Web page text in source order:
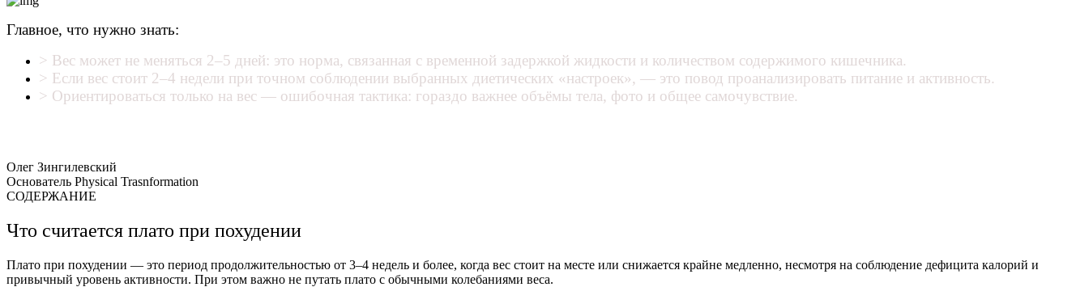
Главное, что нужно знать:
> Вес может не меняться 2–5 дней: это норма, связанная с временной задержкой жидкости и количеством содержимого кишечника.
> Если вес стоит 2–4 недели при точном соблюдении выбранных диетических «настроек», — это повод проанализировать питание и активность.
> Ориентироваться только на вес — ошибочная тактика: гораздо важнее объёмы тела, фото и общее самочувствие.
Олег Зингилевский
Основатель Physical Trasnformation
СОДЕРЖАНИЕ
Что считается плато при похудении
Плато при похудении — это период продолжительностью от 3–4 недель и более, когда вес стоит на месте или снижается крайне медленно, несмотря на соблюдение дефицита калорий и
привычный уровень активности. При этом важно не путать плато с обычными колебаниями веса.